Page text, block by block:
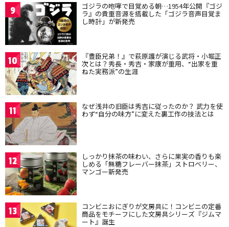
9 ゴジラの咆哮で目覚める朝…1954年公開『ゴジ
ラ』の貴重音源を搭載した「ゴジラ音声目覚ま
し時計」が新発売
10 『豊臣兄弟！』で萩原護が演じる武将・小堀正
次とは？秀長・秀吉・家康が重用、“出家を重
ねた実務派”の生涯
11 なぜ浅井の旧臣は秀吉に従ったのか？ 武力を使
わず“自分の味方”に変えた裏工作の技法とは
12 しっかり抹茶の味わい、さらに果実の香りも楽
しめる「無糖フレーバー抹茶」ストロベリー、
マンゴー新発売
13 コンビニおにぎりが文房具に！コンビニの定番
商品をモチーフにした文房具シリーズ『ジムマ
ート』誕生